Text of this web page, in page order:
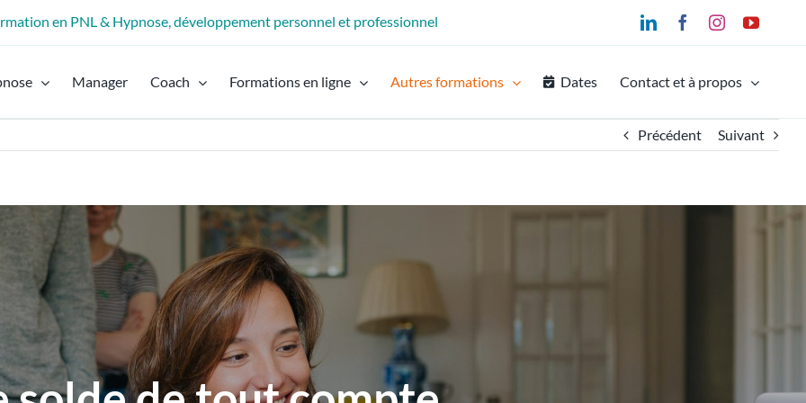
en PNL & Hypnose, développement personnel et professionnel LinkedInFacebookInstagram
Manager Coach Formations en ligne Autres formations Dates Contact et à propos
Précédent Suivant